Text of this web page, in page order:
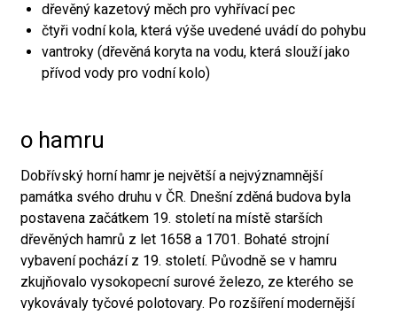
dřevěný kazetový měch pro vyhřívací pec
čtyři vodní kola, která výše uvedené uvádí do pohybu
vantroky (dřevěná koryta na vodu, která slouží jako
přívod vody pro vodní kolo)
o hamru
Dobřívský horní hamr je největší a nejvýznamnější
památka svého druhu v ČR. Dnešní zděná budova byla
postavena začátkem 19. století na místě starších
dřevěných hamrů z let 1658 a 1701. Bohaté strojní
vybavení pochází z 19. století. Původně se v hamru
zkujňovalo vysokopecní surové železo, ze kterého se
vykovávaly tyčové polotovary. Po rozšíření modernější